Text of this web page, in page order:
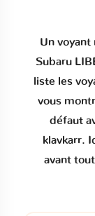
Un voyant
Subaru
liste les
vous
défaut
klavkarr.
avant